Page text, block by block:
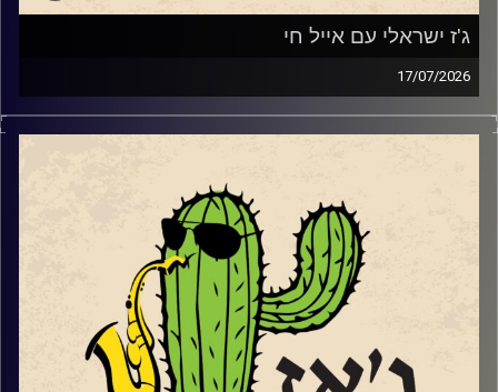
ג'ז ישראלי עם אייל חי
17/07/2026
אייל חי,
Www.Instagram.com/eyalhai
סקסופוניסט, מלחין וזמר משיק בסוף החודש את "אל התפל"
אלבומו השלישי והראשון בו הוא שר בעברית. מופע ההשקה
https://www.goshow.co.il/show/21434/55586
יתקיים במועדון הג'ז "אממה" בתל אביב ב – 29.7.
שוחחנו עם אייל על הלימודים בברקלי והחיים בניו יורק וגם על
שירה נגינה ומה שביניהן.